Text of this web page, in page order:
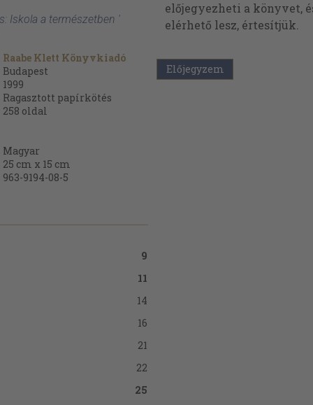
Iskola a természetben '
Raabe Klett Könyvkiadó
Budapest
1999
Ragasztott papírkötés
258 oldal
Magyar
25 cm x 15 cm
963-9194-08-5
9
11
14
16
21
22
25
előjegyezheti a könyvet,
elérhető lesz, értesítjük.
Előjegyzem